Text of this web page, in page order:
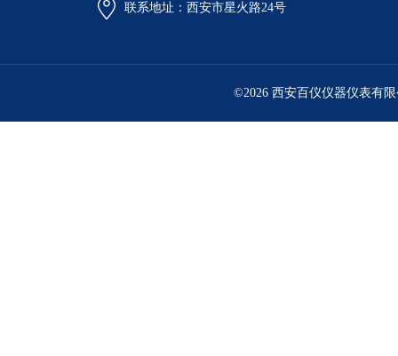
联系地址：西安市星火路24号
©2026 西安百仪仪器仪表有